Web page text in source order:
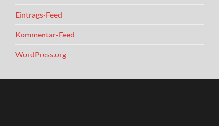
Eintrags-Feed
Kommentar-Feed
WordPress.org